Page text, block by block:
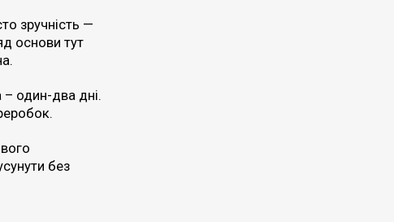
зручність —
основи тут
– один-два дні.
без